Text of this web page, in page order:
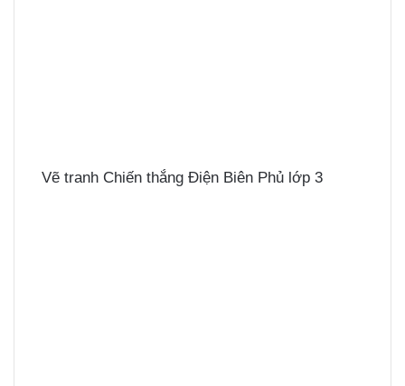
Vẽ tranh Chiến thắng Điện Biên Phủ lớp 3